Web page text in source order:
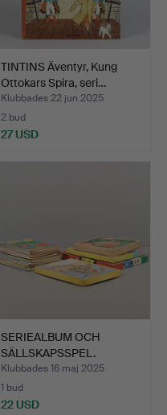
TINTINS Äventyr, Kung
Ottokars Spira, seri…
Klubbades 22 jun 2025
2 bud
27 USD
SERIEALBUM OCH
SÄLLSKAPSSPEL.
Klubbades 16 maj 2025
1 bud
22 USD